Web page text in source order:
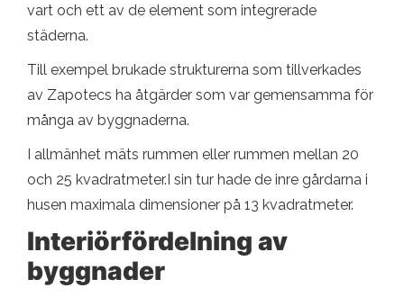
vart och ett av de element som integrerade
städerna.
Till exempel brukade strukturerna som tillverkades
av Zapotecs ha åtgärder som var gemensamma för
många av byggnaderna.
I allmänhet mäts rummen eller rummen mellan 20
och 25 kvadratmeter.I sin tur hade de inre gårdarna i
husen maximala dimensioner på 13 kvadratmeter.
Interiörfördelning av
byggnader